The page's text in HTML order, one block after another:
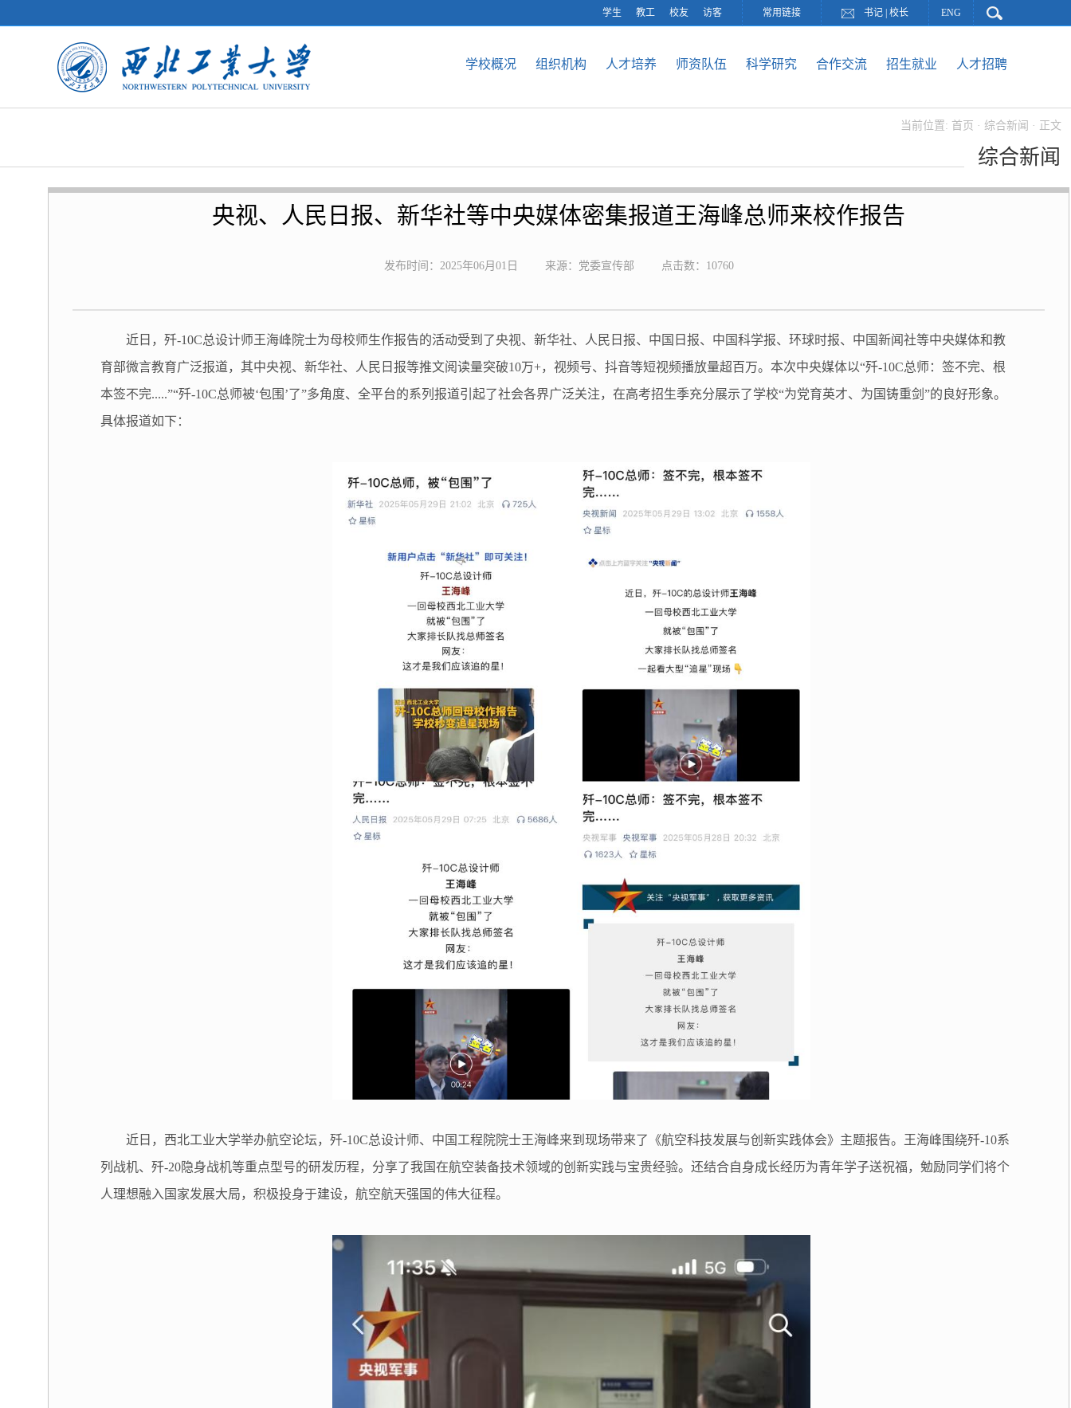
学生 教工 校友 访客 常用链接 书记 校长 ENG
学校概况 组织机构 人才培养 师资队伍 科学研究 合作交流 招生就业 人才招聘
当前位置: 首页 · 综合新闻 · 正文
综合新闻
央视、人民日报、新华社等中央媒体密集报道王海峰总师来校作报告
发布时间：2025年06月01日 来源：党委宣传部 点击数： 10760
近日，歼-10C总设计师王海峰院士为母校师生作报告的活动受到了央视、新华社、人民日报、中国日报、中国科学报、环球时报、中国新闻社等中央媒体和教
育部微言教育广泛报道，其中央视、新华社、人民日报等推文阅读量突破10万+，视频号、抖音等短视频播放量超百万。本次中央媒体以“歼-10C总师：签不完、根
本签不完.....”“歼-10C总师被‘包围’了”多角度、全平台的系列报道引起了社会各界广泛关注，在高考招生季充分展示了学校“为党育英才、为国铸重剑”的良好形象。
具体报道如下：
近日，西北工业大学举办航空论坛，歼-10C总设计师、中国工程院院士王海峰来到现场带来了《航空科技发展与创新实践体会》主题报告。王海峰围绕歼-10系
列战机、歼-20隐身战机等重点型号的研发历程，分享了我国在航空装备技术领域的创新实践与宝贵经验。还结合自身成长经历为青年学子送祝福，勉励同学们将个
人理想融入国家发展大局，积极投身于建设，航空航天强国的伟大征程。